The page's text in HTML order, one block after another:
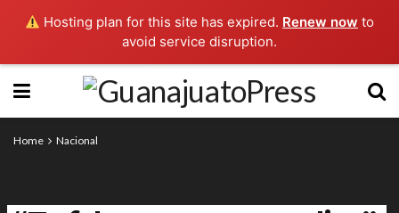
Hosting plan for this site has expired. Renew now to
avoid service disruption.
Home Nacional